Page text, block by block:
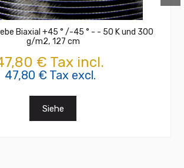
Biaxial +45 ° /-45 ° - - 50 K und 300
g/m2, 127 cm
€ Tax incl.
47,80 € Tax excl.
Siehe